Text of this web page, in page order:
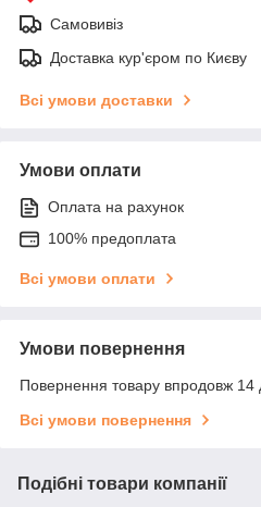
Самовивіз
Доставка кур'єром по Києву
Всі умови доставки
Умови оплати
Оплата на рахунок
100% предоплата
Всі умови оплати
Умови повернення
Повернення товару впродовж 14
Всі умови повернення
Подібні товари компанії